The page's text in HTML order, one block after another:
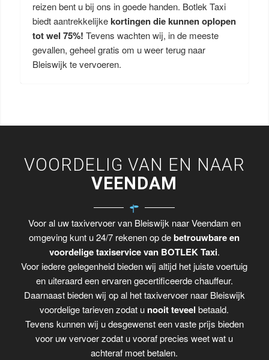
reizen bent u bij ons in goede handen. Botlek Taxi
biedt aantrekkelijkekortingen die kunnen oplopen
tot wel 75%! Tevens wachten wij, in de meeste
gevallen, geheel gratis om u weer terug naar
Bleiswijk te vervoeren.
VOORDELIG VAN EN NAAR
VEENDAM
Voor al uw taxivervoer van Bleiswijk naar Veendam en
omgeving kunt u 24/7 rekenen op debetrouwbare en
voordelige taxiservice van BOTLEK Taxi.
Voor iedere gelegenheid bieden wij altijd het juiste voertuig
en uiteraard een ervaren gecertificeerde chauffeur.
Daarnaast bieden wij op al het taxivervoer naar Bleiswijk
voordelige tarieven zodat u nooit teveel betaald.
Tevens kunnen wij u desgewenst een vaste prijs bieden
voor uw vervoer zodat u vooraf precies weet wat u
achteraf moet betalen.